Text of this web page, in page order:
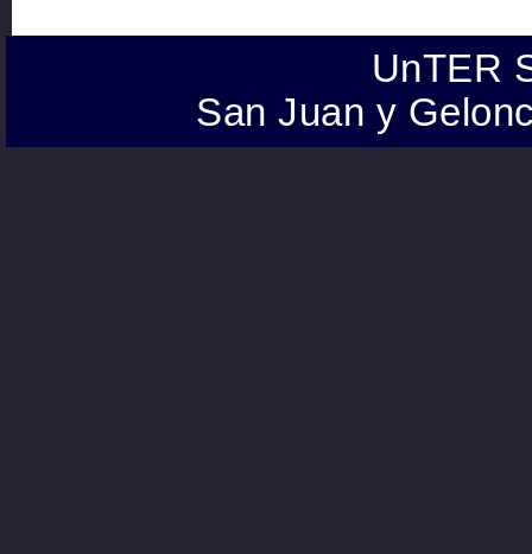
UnTER
San Juan y